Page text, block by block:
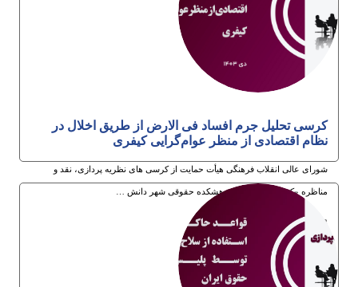
کرسی تحلیل جرم افساد فی الارض از طریق اخلال در
نظام اقتصادی از منظر عوام‌گرایی کیفری
شورای عالی انقلاب فرهنگی هیأت حمایت از کرسی های نظریه پردازی، نقد و
مناظره «کرسی ترویجی» پژوهشکده حقوقی شهر دانش …
18ام دی 1403